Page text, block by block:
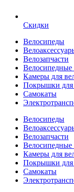
Скидки
Велосипеды
Велозапчасти
Велосипедные
Камеры для
Покрышки для
Самокаты
Велосипеды
Велозапчасти
Велосипедные
Камеры для
Покрышки для
Самокаты